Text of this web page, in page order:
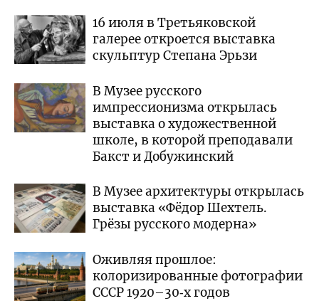
16 июля в Третьяковской
галерее откроется выставка
скульптур Степана Эрьзи
В Музее русского
импрессионизма открылась
выставка о художественной
школе, в которой преподавали
Бакст и Добужинский
В Музее архитектуры открылась
выставка «Фёдор Шехтель.
Грёзы русского модерна»
Оживляя прошлое:
колоризированные фотографии
СССР 1920–30‑х годов